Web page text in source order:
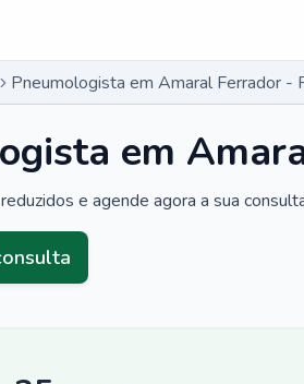
Pneumologista em Amaral Ferrador -
em
e agende agora a sua